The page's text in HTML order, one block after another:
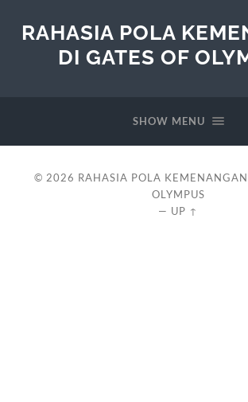
RAHASIA POLA
DI GATES OF
SHOW MENU
© 2026 RAHASIA POLA
OLYMPUS
— UP ↑